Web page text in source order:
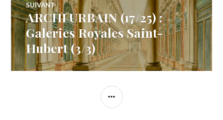
SUIVANT
Article
Suivant:
ARCHI URBAIN (17/25) :
Galeries Royales Saint-
Hubert (3/3)
COLONNE